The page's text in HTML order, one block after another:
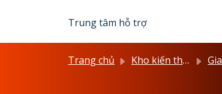
Trung tâm hỗ trợ
Trang chủ Kho kiến thức